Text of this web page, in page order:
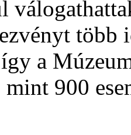
több
a
mint 900